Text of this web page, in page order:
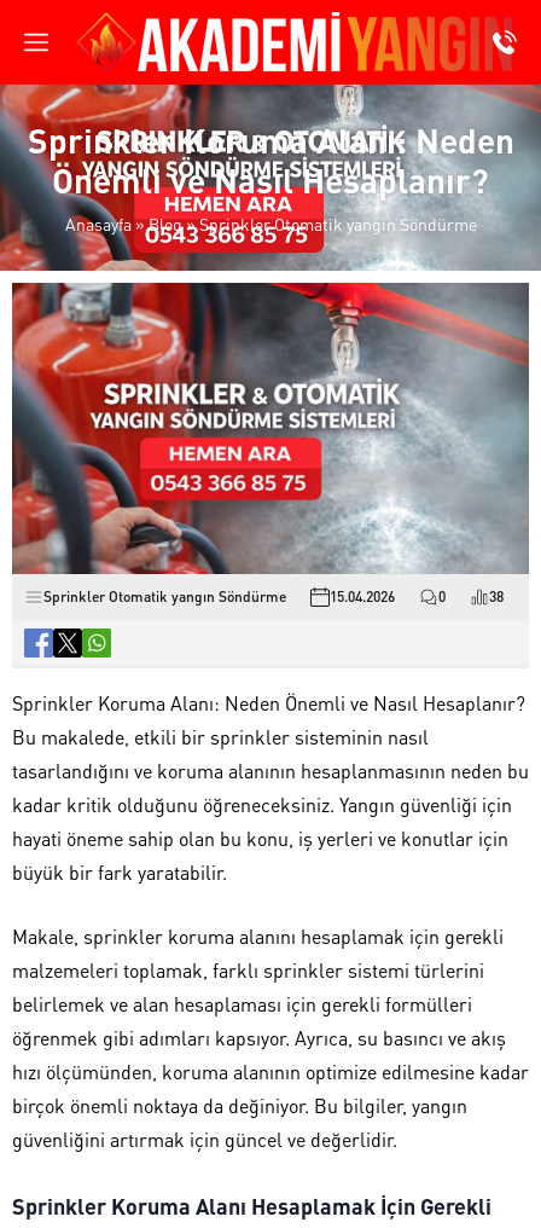
Sprinkler Koruma Alanı: Neden
Önemli ve Nasıl Hesaplanır?
Anasayfa»Blog»Sprinkler Otomatik yangın Söndürme
Sprinkler Otomatik yangın Söndürme 15.04.2026 0 38
Sprinkler Koruma Alanı: Neden Önemli ve Nasıl Hesaplanır?
Bu makalede, etkili bir sprinkler sisteminin nasıl
tasarlandığını ve koruma alanının hesaplanmasının neden bu
kadar kritik olduğunu öğreneceksiniz. Yangın güvenliği için
hayati öneme sahip olan bu konu, iş yerleri ve konutlar için
büyük bir fark yaratabilir.
Makale, sprinkler koruma alanını hesaplamak için gerekli
malzemeleri toplamak, farklı sprinkler sistemi türlerini
belirlemek ve alan hesaplaması için gerekli formülleri
öğrenmek gibi adımları kapsıyor. Ayrıca, su basıncı ve akış
hızı ölçümünden, koruma alanının optimize edilmesine kadar
birçok önemli noktaya da değiniyor. Bu bilgiler, yangın
güvenliğini artırmak için güncel ve değerlidir.
Sprinkler Koruma Alanı Hesaplamak İçin Gerekli